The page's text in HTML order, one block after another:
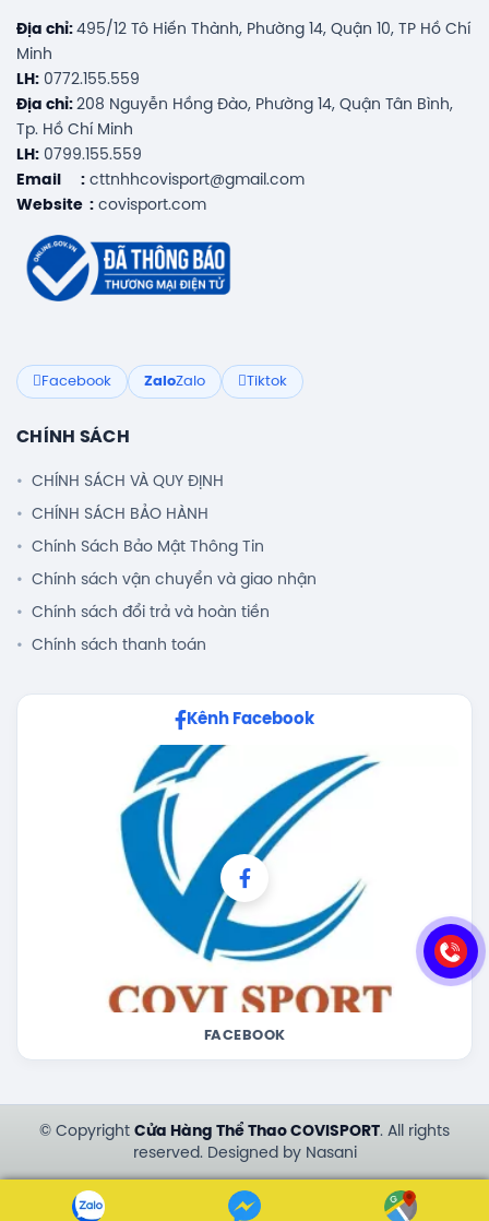
Địa chỉ: 495/12 Tô Hiến Thành, Phường 14, Quận 10, TP Hồ Chí
Minh
LH: 0772.155.559
Địa chỉ: 208 Nguyễn Hồng Đào, Phường 14, Quận Tân Bình,
Tp. Hồ Chí Minh
LH: 0799.155.559
Email : cttnhhcovisport@gmail.com
Website : covisport.com
Facebook ZaloZalo Tiktok
CHÍNH SÁCH
CHÍNH SÁCH VÀ QUY ĐỊNH
CHÍNH SÁCH BẢO HÀNH
Chính Sách Bảo Mật Thông Tin
Chính sách vận chuyển và giao nhận
Chính sách đổi trả và hoàn tiền
Chính sách thanh toán
Kênh Facebook
FACEBOOK
© Copyright Cửa Hàng Thể Thao COVISPORT. All rights
reserved. Designed by Nasani